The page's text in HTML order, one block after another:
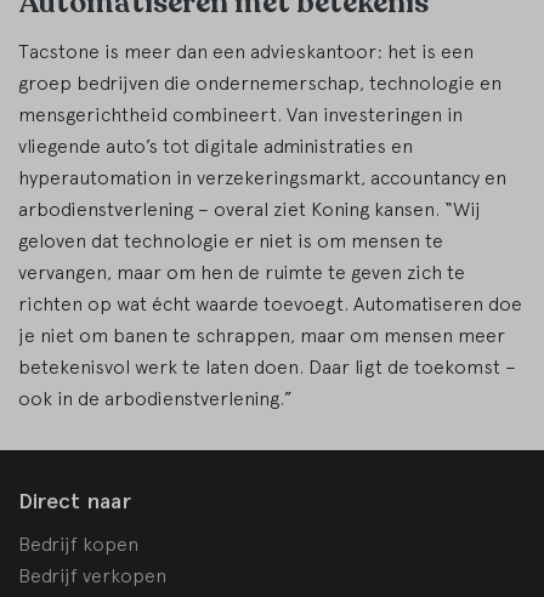
Tacstone is meer dan een advieskantoor: het is een
groep bedrijven die ondernemerschap, technologie en
mensgerichtheid combineert. Van investeringen in
vliegende auto’s tot digitale administraties en
hyperautomation in verzekeringsmarkt, accountancy en
arbodienstverlening – overal ziet Koning kansen. “Wij
geloven dat technologie er niet is om mensen te
vervangen, maar om hen de ruimte te geven zich te
richten op wat écht waarde toevoegt. Automatiseren doe
je niet om banen te schrappen, maar om mensen meer
betekenisvol werk te laten doen. Daar ligt de toekomst –
ook in de arbodienstverlening.”
Direct naar
Bedrijf kopen
Bedrijf verkopen